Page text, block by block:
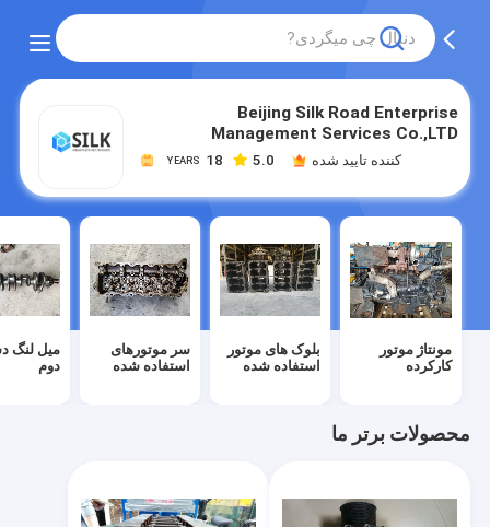
Beijing Silk Road Enterprise
Management Services Co.,LTD
18
YEARS 5.0 کننده تایید شده
مونتاژ موتور
کارکرده
بلوک های موتور
استفاده شده
سر موتورهای
استفاده شده
میل لنگ
دوم
محصولات برتر ما